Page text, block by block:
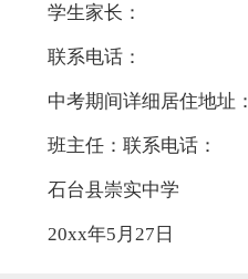
学生家长：
联系电话：
中考期间详细居住地址：
班主任：联系电话：
石台县崇实中学
20xx年5月27日